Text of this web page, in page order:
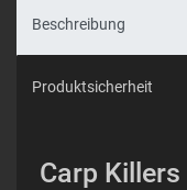
Beschreibung
Produktsicherheit
Carp